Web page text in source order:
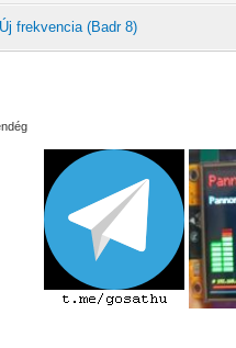
frekvencia (Badr 8)